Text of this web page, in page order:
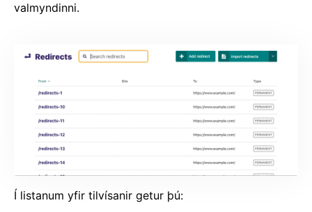
valmyndinni.
Í listanum yfir tilvísanir getur þú: